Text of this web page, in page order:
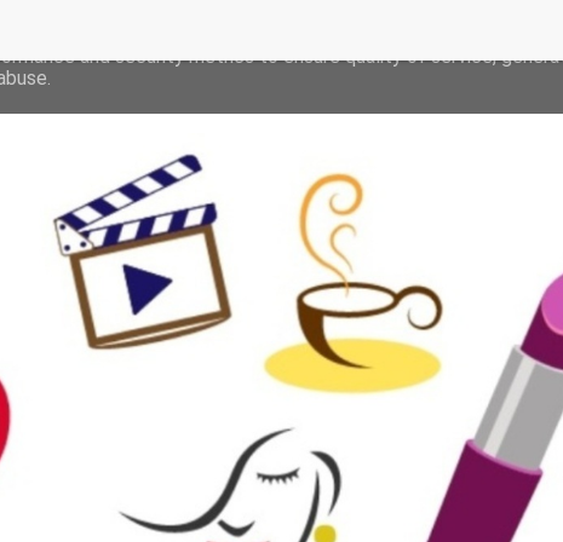
its services and to analyze traffic. Your IP address and
and security metrics to ensure quality of service,